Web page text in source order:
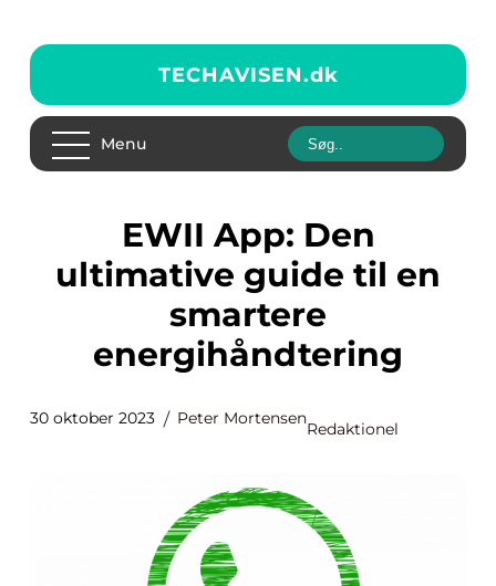
TECHAVISEN.dk
Menu
EWII App: Den
ultimative guide til en
smartere
energihåndtering
30 oktober 2023 Peter Mortensen
Redaktionel